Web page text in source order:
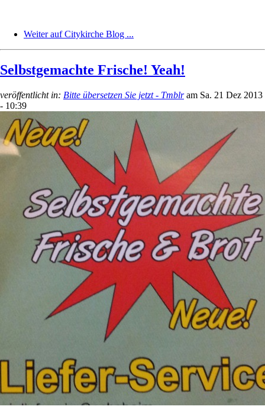
Weiter auf Citykirche Blog ...
Selbstgemachte Frische! Yeah!
veröffentlicht in: Bitte übersetzen Sie jetzt - Tmblram Sa. 21 Dez 2013
- 10:39